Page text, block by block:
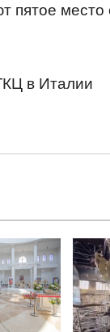
пятое место
в Италии